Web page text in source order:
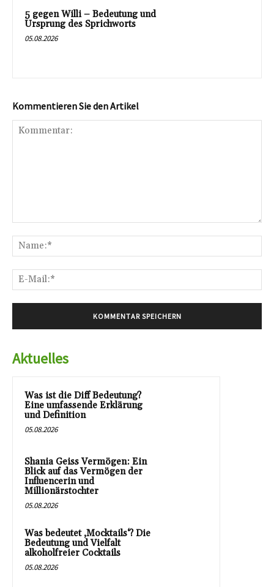
5 gegen Willi – Bedeutung und
Ursprung des Sprichworts
05.08.2026
Kommentieren Sie den Artikel
Aktuelles
Was ist die Diff Bedeutung?
Eine umfassende Erklärung
und Definition
05.08.2026
Shania Geiss Vermögen: Ein
Blick auf das Vermögen der
Influencerin und
Millionärstochter
05.08.2026
Was bedeutet ‚Mocktails‘? Die
Bedeutung und Vielfalt
alkoholfreier Cocktails
05.08.2026